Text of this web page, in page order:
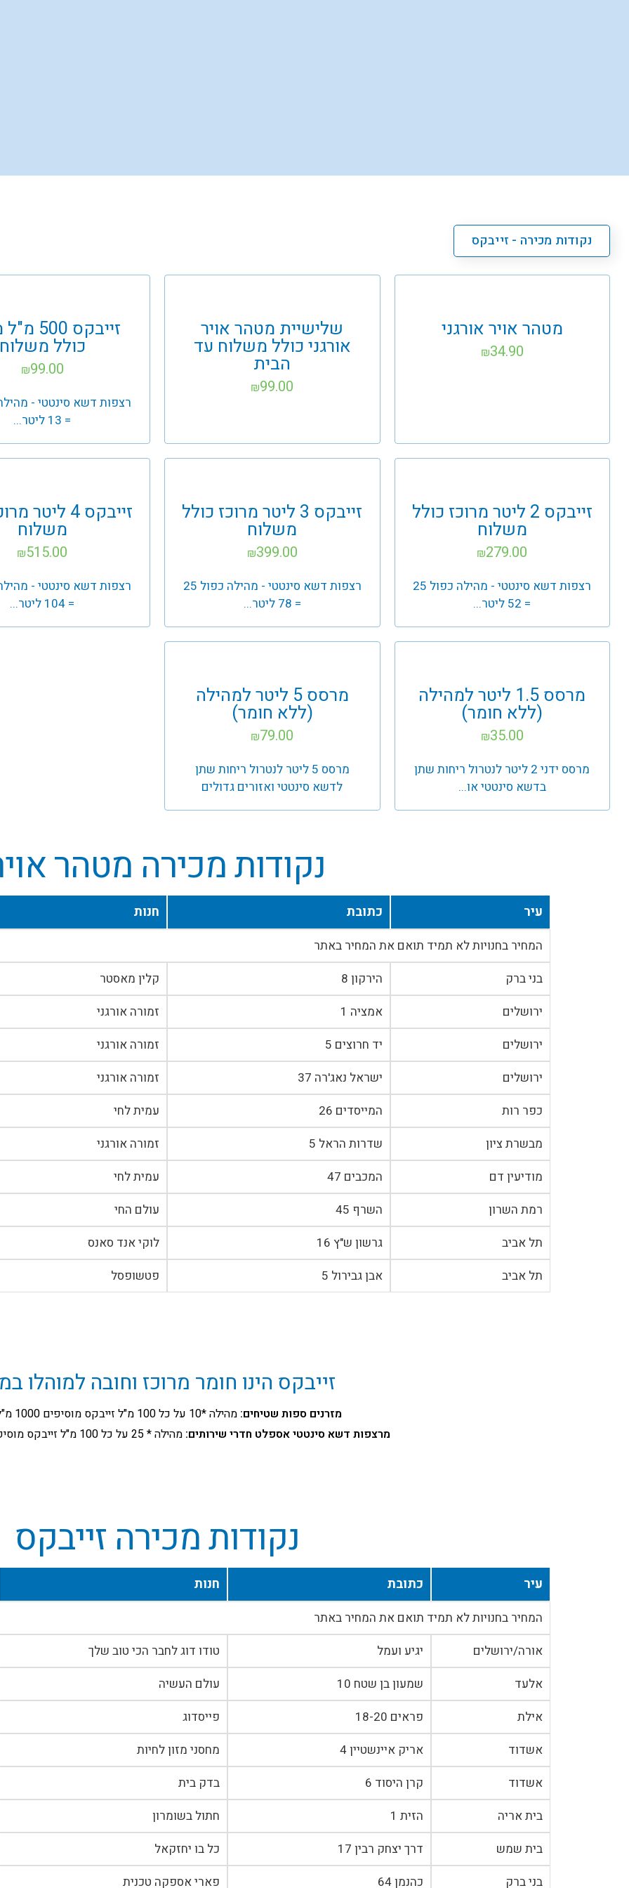
נקודות מכירה - זייבקס
מטהר אויר אורגני
₪34.90
שלישיית מטהר אויר
אורגני כולל משלוח עד
הבית
₪99.00
זייבקס
כולל משלוח
₪99.00
= 13 ליטר...
זייבקס 2 ליטר מרוכז כולל
משלוח
₪279.00
רצפות דשא סינטטי - מהילה כפול 25
= 52 ליטר...
זייבקס 3 ליטר מרוכז כולל
משלוח
₪399.00
רצפות דשא סינטטי - מהילה כפול 25
= 78 ליטר...
זייבקס 4
משלוח
₪515.00
= 104 ליטר...
מרסס 1.5 ליטר למהילה
(ללא חומר)
₪35.00
מרסס ידני 2 ליטר לנטרול ריחות שתן
בדשא סינטטי או...
מרסס 5 ליטר למהילה
(ללא חומר)
₪79.00
מרסס 5 ליטר לנטרול ריחות שתן
לדשא סינטטי ואזורים גדולים
נקודות מכירה מטהר
עיר כתובת חנות
המחיר בחנויות לא תמיד תואם את המחיר באתר
בני ברק
הירקון 8 קלין מאסטר
ירושלים
אמציה 1 זמורה אורגני
ירושלים
יד חרוצים 5 זמורה אורגני
ירושלים
ישראל נאג'רה 37 זמורה אורגני
כפר רות
המייסדים 26 עמית לחי
מבשרת ציון
שדרות הראל 5 זמורה אורגני
מודיעין דם
המכבים 47 עמית לחי
רמת השרון
השרף 45 עולם החי
תל אביב
גרשון ש"ץ 16 לוקי אנד סאנס
תל אביב
אבן גבירול 5 פטשופסל
זייבקס הינו חומר מרוכז וחובה למוהלו
מזרנים ספות שטיחים: מהילה *10 על כל 100 מ"ל זייבקס מוסיפים 1000 מ"ל מים.
מרצפות דשא סינטטי אספלט חדרי שירותים: מהילה * 25 על כל 100 מ"ל זייבקס מוסיפים 2.5 ליטר מים
נקודות מכירה זייבקס
עיר כתובת חנות
המחיר בחנויות לא תמיד תואם את המחיר באתר
אורה/ירושלים
יגיע ועמל טודו דוג לחבר הכי טוב שלך
אלעד
שמעון בן שטח 10 עולם העשיה
אילת
פראים 18-20 פייסדוג
אשדוד
אריק איינשטיין 4 מחסני מזון לחיות
אשדוד
קרן היסוד 6 בדק בית
בית אריה
הזית 1 חתול בשומרון
בית שמש
דרך יצחק רבין 17 כל בו יחזקאל
בני ברק
כהנמן 64 פארי אספקה טכנית